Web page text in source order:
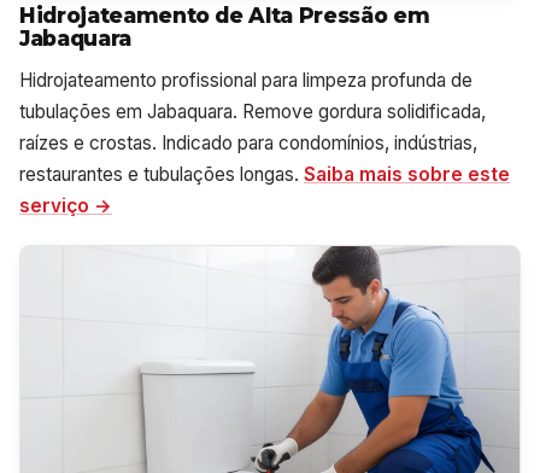
Hidrojateamento de Alta Pressão em
Jabaquara
Hidrojateamento profissional para limpeza profunda de
tubulações em Jabaquara. Remove gordura solidificada,
raízes e crostas. Indicado para condomínios, indústrias,
restaurantes e tubulações longas. Saiba mais sobre este
serviço →